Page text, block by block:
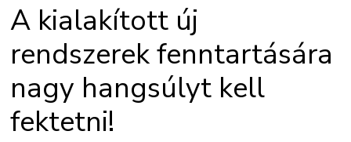
A kialakított új
rendszerek fenntartására
nagy hangsúlyt kell
fektetni!